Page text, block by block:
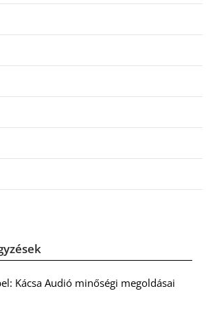
Kácsa Audió minőségi megoldásai